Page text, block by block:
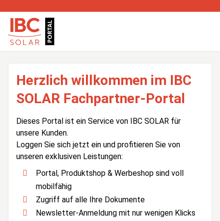
Herzlich willkommen im IBC
SOLAR Fachpartner-Portal
Dieses Portal ist ein Service von IBC SOLAR für
unsere Kunden.
Loggen Sie sich jetzt ein und profitieren Sie von
unseren exklusiven Leistungen:
Portal, Produktshop & Werbeshop sind voll
mobilfähig
Zugriff auf alle Ihre Dokumente
Newsletter-Anmeldung mit nur wenigen Klicks